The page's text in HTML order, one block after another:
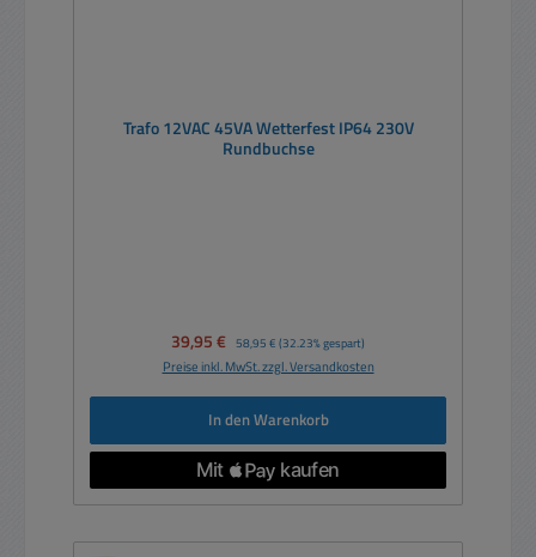
Trafo 12VAC 45VA Wetterfest IP64 230V
Rundbuchse
Verkaufspreis:
39,95 € Regulärer Preis:
58,95 € (32.23% gespart)
Preise inkl. MwSt. zzgl. Versandkosten
In den Warenkorb